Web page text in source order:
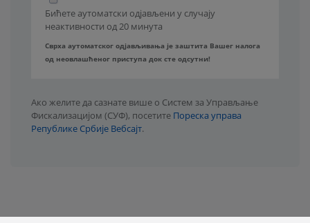
Бићете аутоматски одјављени у случају
неактивности од20 минута
Сврха аутоматског одјављивања је заштита Вашег налога
од неовлашћеног приступа док сте одсутни!
Ако желите да сазнате више о Систем за Управљање
Фискализацијом (СУФ), посетите Пореска управа
Републике Србије Вебсајт.